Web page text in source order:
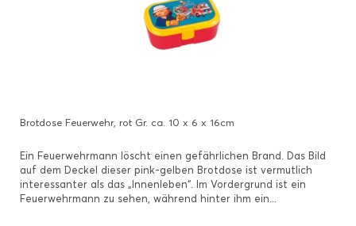
Brotdose Feuerwehr, rot Gr. ca. 10 x 6 x 16cm
Ein Feuerwehrmann löscht einen gefährlichen Brand. Das Bild
auf dem Deckel dieser pink-gelben Brotdose ist vermutlich
interessanter als das „Innenleben“. Im Vordergrund ist ein
Feuerwehrmann zu sehen, während hinter ihm ein...